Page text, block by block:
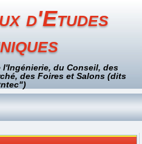
d'Etudes
du Conseil, des
des Foires et Salons (dits